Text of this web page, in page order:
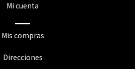
Mi cuenta
Mis compras
Direcciones